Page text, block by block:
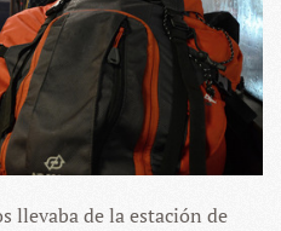
llevaba de la estación de